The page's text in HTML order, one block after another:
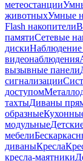
метеостанции
животныхУмные
Flash накопители
памятиСетевые
дискиНаблюдение
видеонаблюдения
вызывные панели
сигнализации
доступом
тахтыДиваны
образные
модульные
мебели
диваныКресла
кресла-маятники